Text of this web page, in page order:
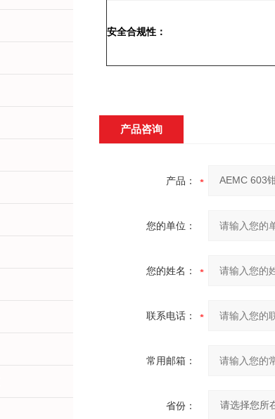
安全合规性：
产品咨询
产品：
您的单位：
您的姓名：
联系电话：
常用邮箱：
省份：